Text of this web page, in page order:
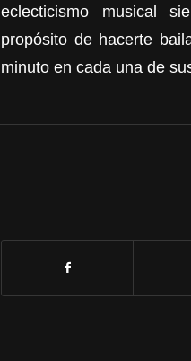
eclecticismo musical
propósito de hacerte
minuto en cada una de